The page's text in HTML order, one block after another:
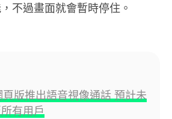
不過畫面就會暫時停住。
版推出語音視像通話 預計未
有用戶